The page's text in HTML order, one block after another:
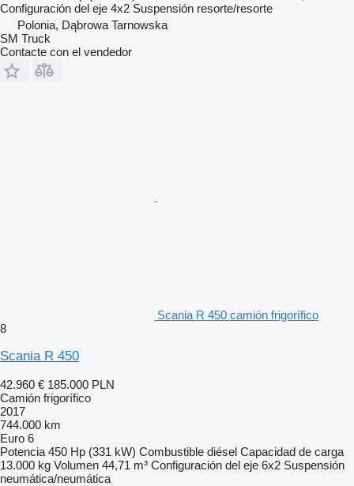
Configuración del eje 4x2 Suspensión resorte/resorte
Polonia, Dąbrowa Tarnowska
SM Truck
Contacte con el vendedor
Scania R 450 camión frigorífico
8
Scania R 450
42.960 € 185.000 PLN
Camión frigorífico
2017
744.000 km
Euro 6
Potencia 450 Hp (331 kW) Combustible diésel Capacidad de carga
13.000 kg Volumen 44,71 m³ Configuración del eje 6x2 Suspensión
neumática/neumática